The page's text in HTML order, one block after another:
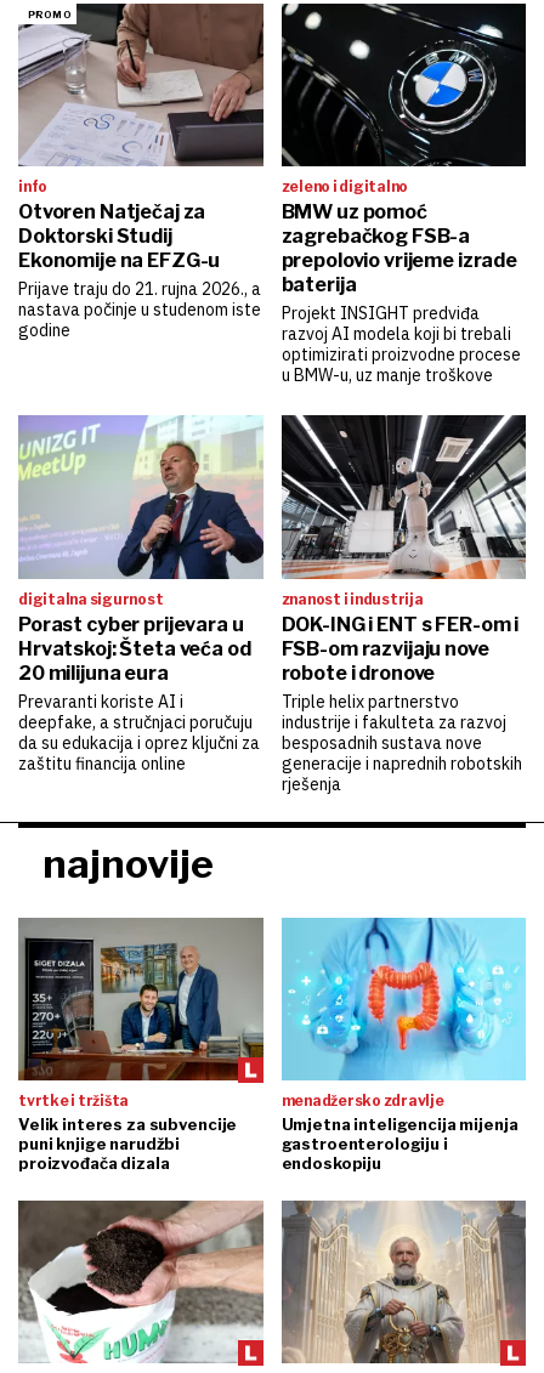
info
Otvoren Natječaj za
Doktorski Studij
Ekonomije na EFZG-u
Prijave traju do 21. rujna 2026., a
nastava počinje u studenom iste
godine
zeleno i digitalno
BMW uz pomoć
zagrebačkog FSB-a
prepolovio vrijeme izrade
baterija
Projekt INSIGHT predviđa
razvoj AI modela koji bi trebali
optimizirati proizvodne procese
u BMW-u, uz manje troškove
digitalna sigurnost
Porast cyber prijevara u
Hrvatskoj: Šteta veća od
20 milijuna eura
Prevaranti koriste AI i
deepfake, a stručnjaci poručuju
da su edukacija i oprez ključni za
zaštitu financija online
znanost i industrija
DOK-ING i ENT s FER-om i
FSB-om razvijaju nove
robote i dronove
Triple helix partnerstvo
industrije i fakulteta za razvoj
besposadnih sustava nove
generacije i naprednih robotskih
rješenja
najnovije
tvrtke i tržišta
Velik interes za subvencije
puni knjige narudžbi
proizvođača dizala
menadžersko zdravlje
Umjetna inteligencija mijenja
gastroenterologiju i
endoskopiju